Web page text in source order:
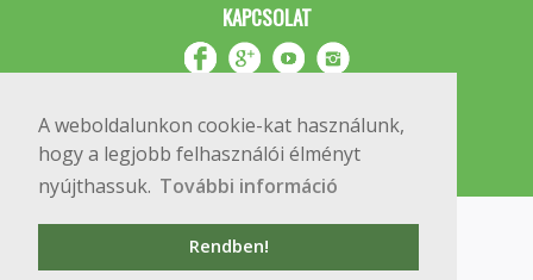
A weboldalunkon cookie-kat használunk,
hogy a legjobb felhasználói élményt
nyújthassuk. További információ
Rendben!
KAPCSOLAT
Copyright © 2020 BME Építőmérnöki Kar
1111 Budapest, Műegyetem rkp. 3.